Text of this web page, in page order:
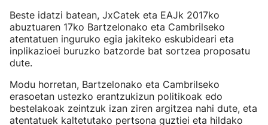
Beste idatzi batean, JxCatek eta EAJk 2017ko
abuztuaren 17ko Bartzelonako eta Cambrilseko
atentatuen inguruko egia jakiteko eskubideari eta
inplikazioei buruzko batzorde bat sortzea proposatu
dute.
Modu horretan, Bartzelonako eta Cambrilseko
erasoetan ustezko erantzukizun politikoak edo
bestelakoak zeintzuk izan ziren argitzea nahi dute, eta
atentatuek kaltetutako pertsona guztiei eta hildako